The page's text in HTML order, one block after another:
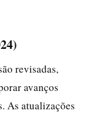
revisadas,
avanços
As atualizações